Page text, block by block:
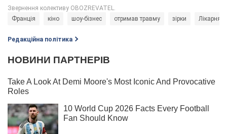
Франція кіно шоу-бізнес отримав травму зірки Лікарня
Редакційна політика